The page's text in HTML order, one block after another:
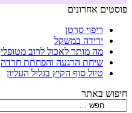
פוסטים אחרונים
ריפוי סרטן
ירידה במשקל
מה מותר לאכול לרוב מטופלי
שיחת הרגעה והפחתת חרדה
טיול סוף הקיץ בגליל העליון
חיפוש באתר
Search: